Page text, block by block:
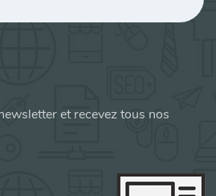
et recevez tous nos